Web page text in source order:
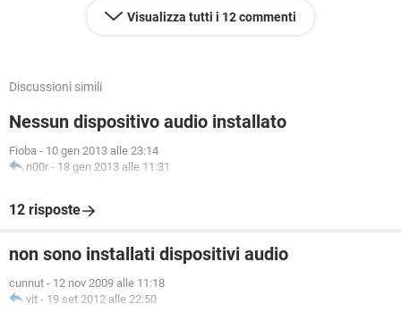
Visualizza tutti i 12 commenti
Discussioni simili
Nessun dispositivo audio installato
Fioba - 10 gen 2013 alle 23:14
n00r - 18 gen 2013 alle 11:31
12 risposte
non sono installati dispositivi audio
cunnut - 12 nov 2009 alle 11:18
vit - 19 set 2012 alle 22:50